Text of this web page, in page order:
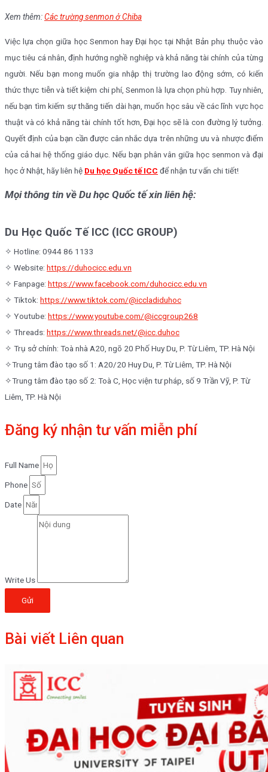
Xem thêm:Các trường senmon ở Chiba
Việc lựa chọn giữa học Senmon hay Đại học tại Nhật Bản phụ thuộc vào
mục tiêu cá nhân, định hướng nghề nghiệp và khả năng tài chính của từng
người. Nếu bạn mong muốn gia nhập thị trường lao động sớm, có kiến
thức thực tiễn và tiết kiệm chi phí, Senmon là lựa chọn phù hợp. Tuy nhiên,
nếu bạn tìm kiếm sự thăng tiến dài hạn, muốn học sâu về các lĩnh vực học
thuật và có khả năng tài chính tốt hơn, Đại học sẽ là con đường lý tưởng.
Quyết định của bạn cần được cân nhắc dựa trên những ưu và nhược điểm
của cả hai hệ thống giáo dục. Nếu bạn phân vân giữa học senmon và đại
học ở Nhật, hãy liên hệ Du học Quốc tế ICC để nhận tư vấn chi tiết!
Mọi thông tin về Du học Quốc tế xin liên hệ:
Du Học Quốc Tế ICC (ICC GROUP)
✧ Hotline: 0944 86 1133
✧ Website: https://duhocicc.edu.vn
✧ Fanpage: https://www.facebook.com/duhocicc.edu.vn
✧ Tiktok: https://www.tiktok.com/@iccladiduhoc
✧ Youtube: https://www.youtube.com/@iccgroup268
✧ Threads: https://www.threads.net/@icc.duhoc
✧ Trụ sở chính: Toà nhà A20, ngõ 20 Phố Huy Du, P. Từ Liêm, TP. Hà Nội
✧Trung tâm đào tạo số 1: A20/20 Huy Du, P. Từ Liêm, TP. Hà Nội
✧Trung tâm đào tạo số 2: Toà C, Học viện tư pháp, số 9 Trần Vỹ, P. Từ
Liêm, TP. Hà Nội
Đăng ký nhận tư vấn miễn phí
Full Name
Phone
Date
Write Us
Gửi
Bài viết Liên quan